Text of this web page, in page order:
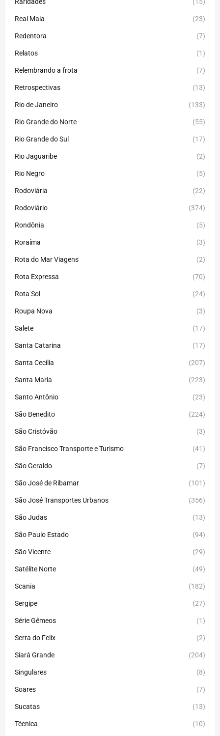
Real Maia (23)
Redentora (7)
Relatos (1)
Relembrando a frota (7)
Retrospectivas (13)
Rio de Janeiro (133)
Rio Grande do Norte (55)
Rio Grande do Sul (17)
Rio Jaguaribe (2)
Rio Negro (5)
Rodoviária (22)
Rodoviário (374)
Rondônia (5)
Roraíma (3)
Rota do Mar Viagens (2)
Rota Expressa (70)
Rota Sol (24)
Roupa Nova (3)
Salete (17)
Santa Catarina (17)
Santa Cecília (207)
Santa Maria (223)
Santo Antônio (23)
São Benedito (224)
São Cristóvão (3)
São Francisco Transporte e Turismo (41)
São Geraldo (7)
São José de Ribamar (101)
São José Transportes Urbanos (356)
São Judas (13)
São Paulo Estado (94)
São Vicente (29)
Satélite Norte (49)
Scania (182)
Sergipe (27)
Série Gêmeos (1)
Serra do Felix (2)
Siará Grande (204)
Singulares (8)
Soares (7)
Sucatas (13)
Técnica (10)